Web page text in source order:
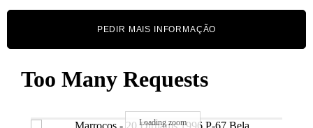
PEDIR MAIS INFORMAÇÃO
Loading zoom